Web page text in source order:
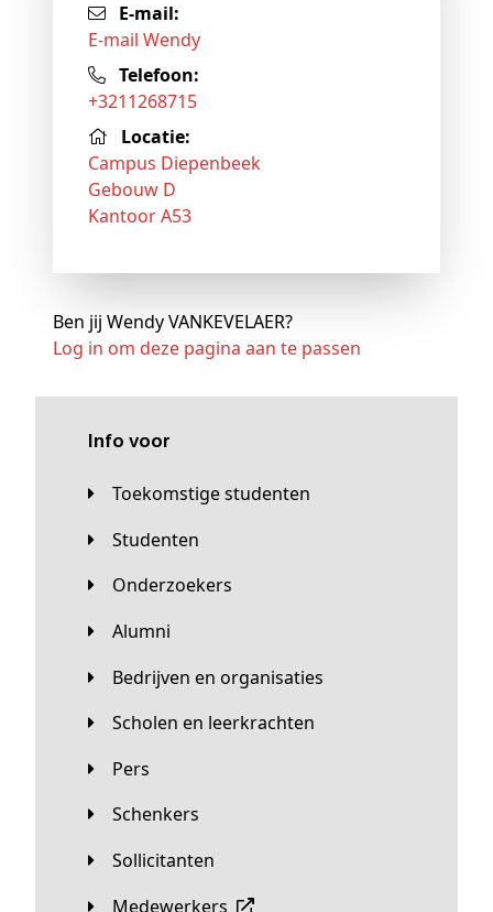
E-mail:
E-mail Wendy
Telefoon:
+3211268715
Locatie:
Campus Diepenbeek
Gebouw D
Kantoor A53
Ben jij Wendy VANKEVELAER?
Log in om deze pagina aan te passen
Info voor
Toekomstige studenten
Studenten
Onderzoekers
Alumni
Bedrijven en organisaties
Scholen en leerkrachten
Pers
Schenkers
Sollicitanten
Medewerkers